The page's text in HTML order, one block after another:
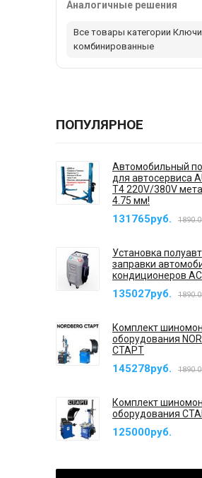
Аналогичные решения
Все товары категории Ключи
комбинированные
ПОПУЛЯРНОЕ
Автомобильный
для автосервиса
T4 220V/380V
4.75 мм!
131765руб.
Установка
заправки
кондиционеров
135027руб.
Комплект
оборудования
СТАРТ
145278руб.
Комплект
оборудования
125000руб.